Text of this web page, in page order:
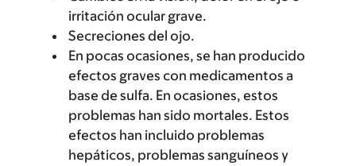
irritación ocular grave.
Secreciones del ojo.
En pocas ocasiones, se han producido
efectos graves con medicamentos a
base de sulfa. En ocasiones, estos
problemas han sido mortales. Estos
efectos han incluido problemas
hepáticos, problemas sanguíneos y